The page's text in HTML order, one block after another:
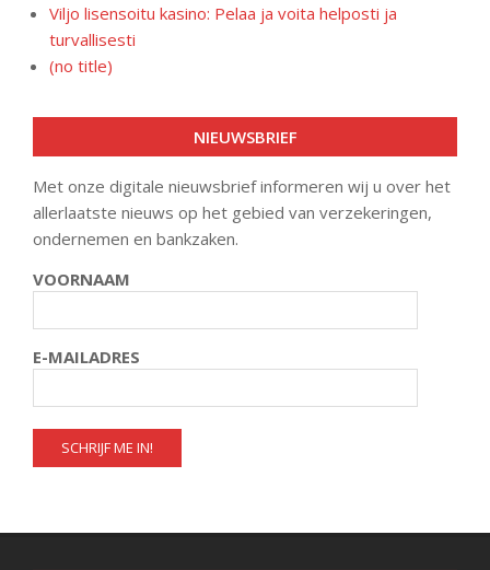
Viljo lisensoitu kasino: Pelaa ja voita helposti ja
turvallisesti
(no title)
NIEUWSBRIEF
Met onze digitale nieuwsbrief informeren wij u over het
allerlaatste nieuws op het gebied van verzekeringen,
ondernemen en bankzaken.
VOORNAAM
E-MAILADRES